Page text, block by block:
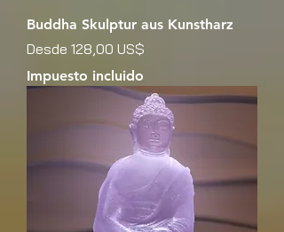
Buddha Skulptur aus Kunstharz
Desde 128,00 US$
Precio de oferta
Impuesto incluido